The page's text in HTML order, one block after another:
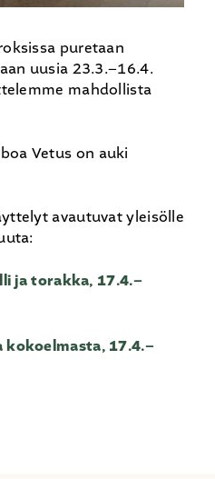
puretaan
uusia 23.3.–16.4.
mahdollista
Vetus on auki
avautuvat yleisölle
ja torakka, 17.4.–
kokoelmasta, 17.4.–